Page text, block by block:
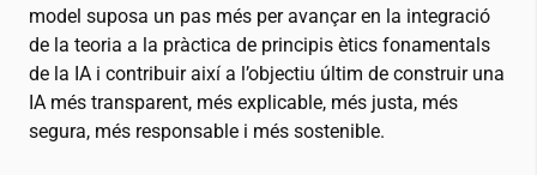
model suposa un pas més per avançar en la integració
de la teoria a la pràctica de principis ètics fonamentals
de la IA i contribuir així a l’objectiu últim de construir una
IA més transparent, més explicable, més justa, més
segura, més responsable i més sostenible.